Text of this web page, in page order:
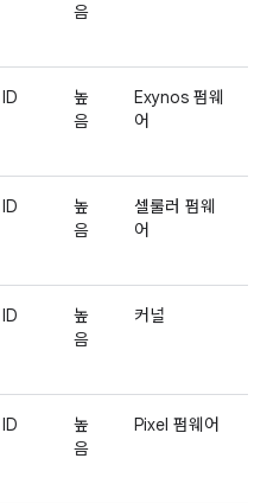
음
ID
높
음
Exynos 펌웨
어
ID
높
음
셀룰러 펌웨
어
ID
높
음
커널
ID
높
음
Pixel 펌웨어